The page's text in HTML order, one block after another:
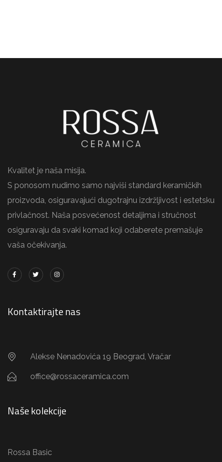
Kvalitet je naša misija.
S ponosom nudimo samo najviši standard keramičkih
proizvoda, osiguravajući dugotrajnu izdržljivost i estetsku
privlačnost. Naša posvećenost detaljima i stručnost
osiguravaju da svaki komad koji odaberete premašuje
vaša očekivanja.
Kontaktirajte nas
Alekse Nenadovića 19 Beograd, Vračar
office@rossaceramica.com
Naše kolekcije
Rossa Basic